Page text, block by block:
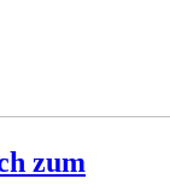
zum